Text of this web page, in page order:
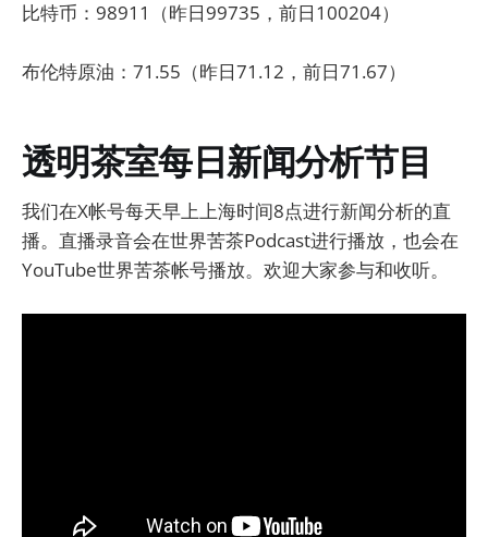
比特币：98911（昨日99735，前日100204）
布伦特原油：71.55（昨日71.12，前日71.67）
透明茶室每日新闻分析节目
我们在X帐号每天早上上海时间8点进行新闻分析的直
播。直播录音会在世界苦茶Podcast进行播放，也会在
YouTube世界苦茶帐号播放。欢迎大家参与和收听。